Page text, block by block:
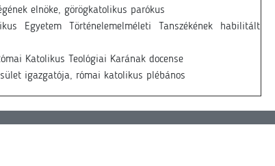
elnöke, görögkatolikus parókus
Egyetem Történelemelméleti Tanszékének habilitált
Katolikus Teológiai Karának docense
igazgatója, római katolikus plébános